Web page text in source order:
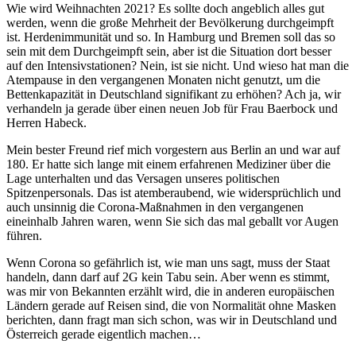
Wie wird Weihnachten 2021? Es sollte doch angeblich alles gut
werden, wenn die große Mehrheit der Bevölkerung durchgeimpft
ist. Herdenimmunität und so. In Hamburg und Bremen soll das so
sein mit dem Durchgeimpft sein, aber ist die Situation dort besser
auf den Intensivstationen? Nein, ist sie nicht. Und wieso hat man die
Atempause in den vergangenen Monaten nicht genutzt, um die
Bettenkapazität in Deutschland signifikant zu erhöhen? Ach ja, wir
verhandeln ja gerade über einen neuen Job für Frau Baerbock und
Herren Habeck.
Mein bester Freund rief mich vorgestern aus Berlin an und war auf
180. Er hatte sich lange mit einem erfahrenen Mediziner über die
Lage unterhalten und das Versagen unseres politischen
Spitzenpersonals. Das ist atemberaubend, wie widersprüchlich und
auch unsinnig die Corona-Maßnahmen in den vergangenen
eineinhalb Jahren waren, wenn Sie sich das mal geballt vor Augen
führen.
Wenn Corona so gefährlich ist, wie man uns sagt, muss der Staat
handeln, dann darf auf 2G kein Tabu sein. Aber wenn es stimmt,
was mir von Bekannten erzählt wird, die in anderen europäischen
Ländern gerade auf Reisen sind, die von Normalität ohne Masken
berichten, dann fragt man sich schon, was wir in Deutschland und
Österreich gerade eigentlich machen…